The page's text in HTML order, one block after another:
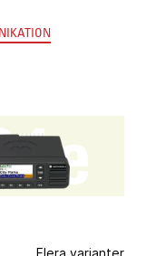
Flera varianter